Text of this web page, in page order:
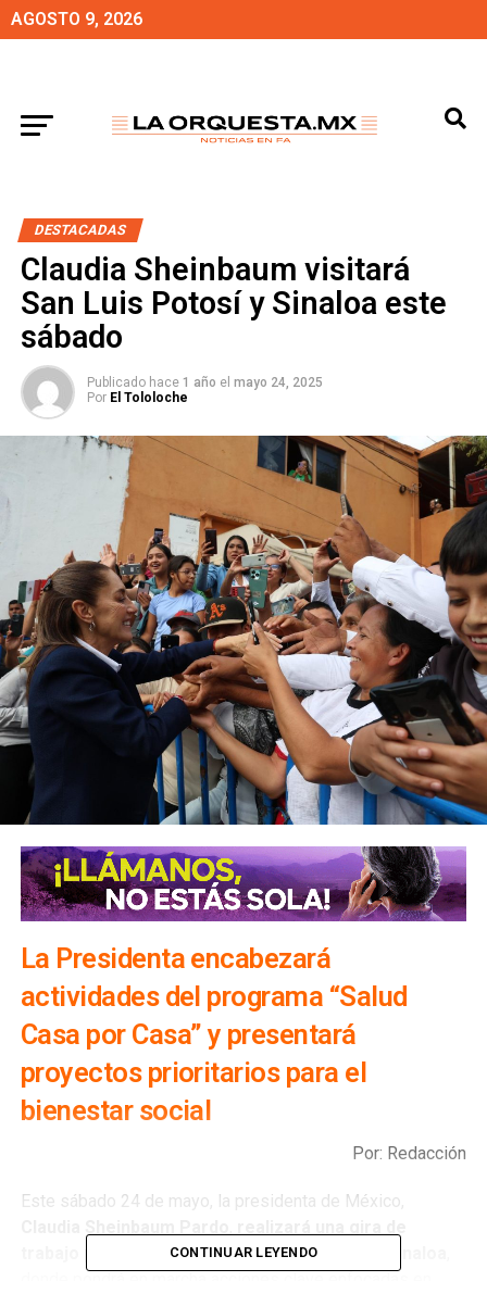
AGOSTO 9, 2026
DESTACADAS
Claudia Sheinbaum visitará
San Luis Potosí y Sinaloa este
sábado
Publicado hace 1 año el mayo 24, 2025
Por El Tololoche
La Presidenta encabezará
actividades del programa “Salud
Casa por Casa” y presentará
proyectos prioritarios para el
bienestar social
Por: Redacción
Este sábado 24 de mayo, la presidenta de México,
trabajo por los estados de San Luis Potosí y Sinaloa
CONTINUAR LEYENDO